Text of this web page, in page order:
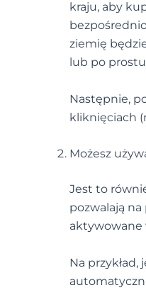
kraju, aby
ziemię
lub po
Następnie,
kliknięciach
Możesz
Jest to
pozwalają
aktywowane
Na